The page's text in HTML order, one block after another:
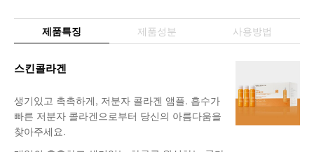
제품특징 제품성분 사용방법
스킨콜라겐
생기있고 촉촉하게, 저분자 콜라겐 앰플. 흡수가
빠른 저분자 콜라겐으로부터 당신의 아름다움을
찾아주세요.